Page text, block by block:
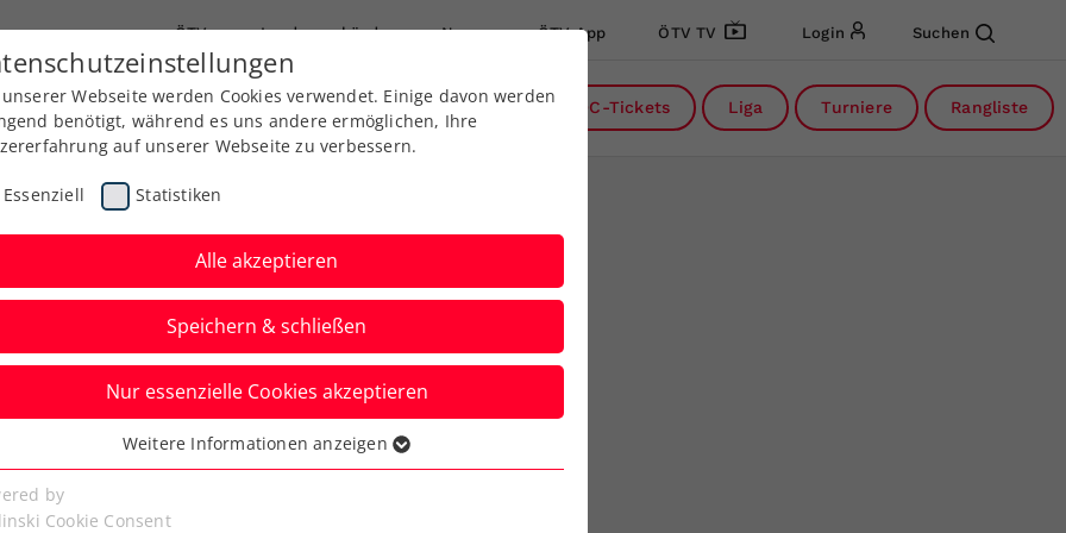
ÖTV Landesverbände News ÖTV App ÖTV TV Login Suchen
Ausbildung Services Über uns Kreise DC-Tickets Liga Turniere Rangliste
Trophy: ÖTV-Trio im
Webseite werden Cookies verwendet. Einige davon werden
benötigt, während es uns andere ermöglichen, Ihre
auf unserer Webseite zu verbessern.
Essenziell Statistiken
Alle akzeptieren
Speichern & schließen
Nur essenzielle Cookies akzeptieren
Cookies werden für grundlegende Funktionen der
benötigt. Dadurch ist gewährleistet, dass die Webseite
Weitere Informationen anzeigen
by
Cookie Consent